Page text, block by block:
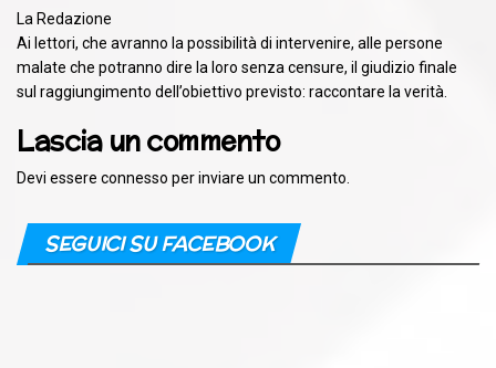
La Redazione
Ai lettori, che avranno la possibilità di intervenire, alle persone
malate che potranno dire la loro senza censure, il giudizio finale
sul raggiungimento dell’obiettivo previsto: raccontare la verità.
Lascia un commento
Devi essere connesso per inviare un commento.
SEGUICI SU FACEBOOK